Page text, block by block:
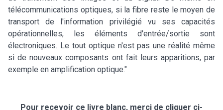
télécommunications optiques, si la fibre reste le moyen de
transport de l'information privilégié vu ses capacités
opérationnelles, les éléments d'entrée/sortie sont
électroniques. Le tout optique n'est pas une réalité même
si de nouveaux composants ont fait leurs apparitions, par
exemple en amplification optique."
Pour recevoir ce livre blanc, merci de cliquer ci-